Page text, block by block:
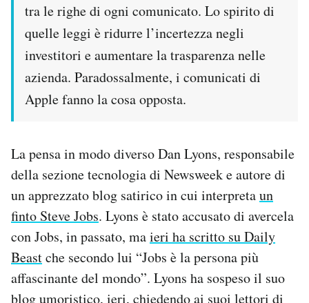
tra le righe di ogni comunicato. Lo spirito di
quelle leggi è ridurre l’incertezza negli
investitori e aumentare la trasparenza nelle
azienda. Paradossalmente, i comunicati di
Apple fanno la cosa opposta.
La pensa in modo diverso Dan Lyons, responsabile
della sezione tecnologia di Newsweek e autore di
un apprezzato blog satirico in cui interpretaun
finto Steve Jobs. Lyons è stato accusato di avercela
con Jobs, in passato, maieri ha scritto su Daily
Beastche secondo lui “Jobs è la persona più
affascinante del mondo”. Lyons ha sospeso il suo
blog umoristico, ieri, chiedendo ai suoi lettori di